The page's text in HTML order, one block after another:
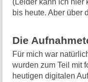
bis heute. Aber über
Die
Für mich war
wurden zum Teil mit
heutigen digitalen